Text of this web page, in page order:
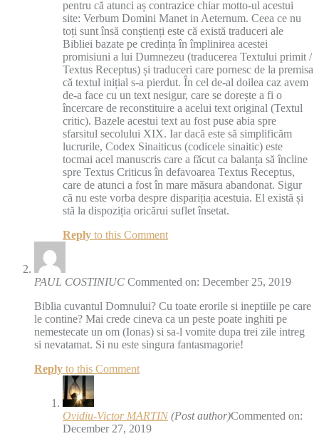
pentru că atunci aș contrazice chiar motto-ul acestui
site: Verbum Domini Manet in Aeternum. Ceea ce nu
toți sunt însă conștienți este că există traduceri ale
Bibliei bazate pe credința în împlinirea acestei
promisiuni a lui Dumnezeu (traducerea Textului primit /
Textus Receptus) și traduceri care pornesc de la premisa
că textul inițial s-a pierdut. În cel de-al doilea caz avem
de-a face cu un text nesigur, care se dorește a fi o
încercare de reconstituire a acelui text original (Textul
critic). Bazele acestui text au fost puse abia spre
sfarsitul secolului XIX. Iar dacă este să simplificăm
lucrurile, Codex Sinaiticus (codicele sinaitic) este
tocmai acel manuscris care a făcut ca balanța să încline
spre Textus Criticus în defavoarea Textus Receptus,
care de atunci a fost în mare măsura abandonat. Sigur
că nu este vorba despre dispariția acestuia. El există și
stă la dispoziția oricărui suflet însetat.
Reply to this Comment
PAUL COSTINIUC Commented on: December 25, 2019
Biblia cuvantul Domnului? Cu toate erorile si ineptiile pe care
le contine? Mai crede cineva ca un peste poate inghiti pe
nemestecate un om (Ionas) si sa-l vomite dupa trei zile intreg
si nevatamat. Si nu este singura fantasmagorie!
Reply to this Comment
Ovidiu-Victor MARTIN (Post author)Commented on:
December 27, 2019